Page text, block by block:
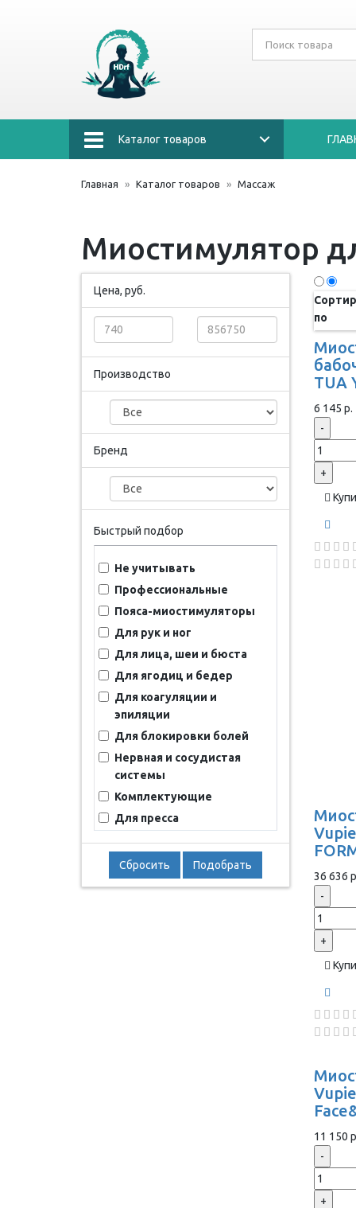
Каталог товаров
Главная Каталог товаров Массаж
Миостимулятор
Цена, руб.
Производство
Бренд
Быстрый подбор
Не учитывать
Профессиональные
Пояса-миостимуляторы
Для рук и ног
Для лица, шеи и бюста
Для ягодиц и бедер
Для коагуляции и
эпиляции
Для блокировки болей
Нервная и сосудистая
системы
Комплектующие
Для пресса
Сбросить Подобрать
по
TUA
6 145 р.
-
+
36 636
-
+
11 150
-
+